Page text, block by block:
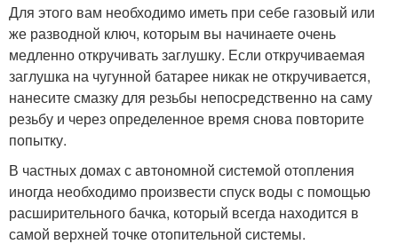
Для этого вам необходимо иметь при себе газовый или
же разводной ключ, которым вы начинаете очень
медленно откручивать заглушку. Если откручиваемая
заглушка на чугунной батарее никак не откручивается,
нанесите смазку для резьбы непосредственно на саму
резьбу и через определенное время снова повторите
попытку.
В частных домах с автономной системой отопления
иногда необходимо произвести спуск воды с помощью
расширительного бачка, который всегда находится в
самой верхней точке отопительной системы.